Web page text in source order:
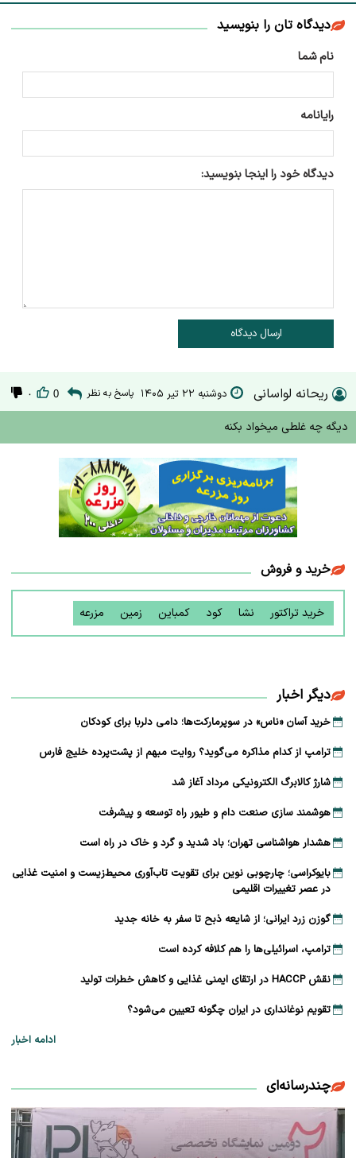
دیدگاه تان را بنویسید
نام شما
رایانامه
دیدگاه خود را اینجا بنویسید:
ارسال دیدگاه
ریحانه لواسانی دوشنبه ۲۲ تیر ۱۴۰۵ پاسخ به نظر 0 ۰
دیگه چه غلطی میخواد بکنه
خرید و فروش
خرید تراکتور نشا کود کمباین زمین مزرعه
دیگر اخبار
خرید آسان «ناس» در سوپرمارکت‌ها؛ دامی دلربا برای کودکان
ترامپ از کدام مذاکره می‌گوید؟ روایت مبهم از پشت‌پرده خلیج فارس
شارژ کالابرگ الکترونیکی مرداد آغاز شد
هوشمند سازی صنعت دام و طیور راه توسعه و پیشرفت
هشدار هواشناسی تهران؛ باد شدید و گرد و خاک در راه است
بایوکراسی؛ چارچوبی نوین برای تقویت تاب‌آوری محیط‌زیست و امنیت غذایی
در عصر تغییرات اقلیمی
گوزن زرد ایرانی؛ از شایعه ذبح تا سفر به خانه جدید
ترامپ، اسرائیلی‌ها را هم کلافه کرده است
نقش HACCP در ارتقای ایمنی غذایی و کاهش خطرات تولید
تقویم نوغانداری در ایران چگونه تعیین می‌شود؟
ادامه اخبار
چندرسانه‌ای